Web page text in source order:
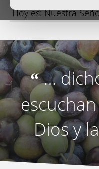
Hoy es: Nuestra
“…
Dios y